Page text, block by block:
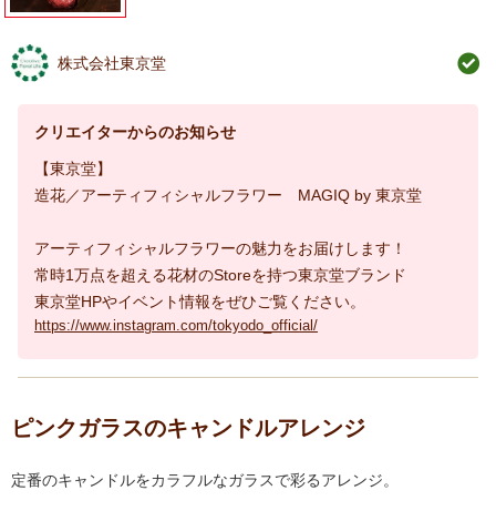
株式会社東京堂
クリエイターからのお知らせ
【東京堂】
造花／アーティフィシャルフラワー MAGIQ by 東京堂
アーティフィシャルフラワーの魅力をお届けします！
常時1万点を超える花材のStoreを持つ東京堂ブランド
東京堂HPやイベント情報をぜひご覧ください。
https://www.instagram.com/tokyodo_official/
ピンクガラスのキャンドルアレンジ
定番のキャンドルをカラフルなガラスで彩るアレンジ。